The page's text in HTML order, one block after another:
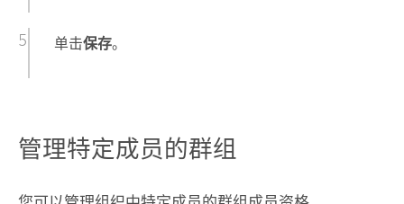
单击保存。
管理特定成员的群组